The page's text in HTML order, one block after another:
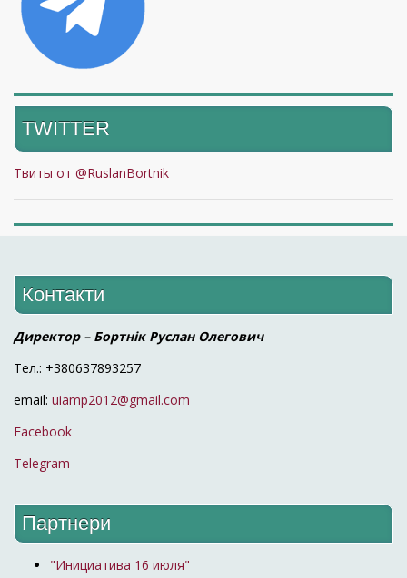
TWITTER
Твиты от @RuslanBortnik
Контакти
Директор – Бортнік Руслан Олегович
Тел.: +380637893257
email: uiamp2012@gmail.com
Facebook
Telegram
Партнери
"Инициатива 16 июля"